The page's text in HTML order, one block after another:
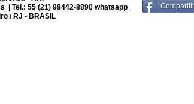
| Tel.: 55 (21) 98442-8890 whatsapp
/ RJ - BRASIL